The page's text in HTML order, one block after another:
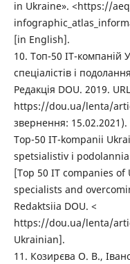
in Ukraine». <https://
[in English].
10. Топ-50 ІТ-компаній
спеціалістів і
Редакція DOU. 2019.
https://dou.ua/lenta/
звернення: 15.02.2021).
Top-50 IT-kompanii
spetsialistiv i
[Top 50 IT companies of
specialists and
Redaktsiia DOU. <
https://dou.ua/lenta/
Ukrainian].
11. Козирєва О. В.,